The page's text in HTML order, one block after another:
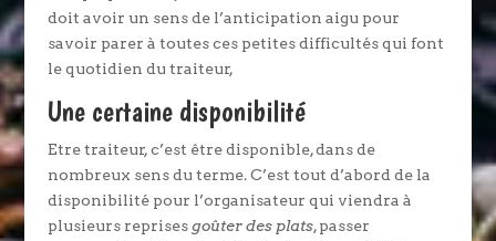
doit avoir un sens de l’anticipation aigu pour
savoir parer à toutes ces petites difficultés qui font
le quotidien du traiteur,
Une certaine disponibilité
Etre traiteur, c’est être disponible, dans de
nombreux sens du terme. C’est tout d’abord de la
disponibilité pour l’organisateur qui viendra à
plusieurs reprisesgoûter des plats, passer